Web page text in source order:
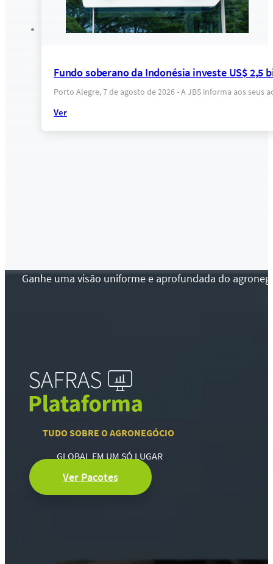
Fundo soberano da Indonésia investe US$ 2,5
Porto Alegre, 7 de agosto de 2026 - A JBS informa aos
Ver
Ganhe uma visão uniforme e aprofundada do
TUDO SOBRE O AGRONEGÓCIO
GLOBAL EM UM SÓ LUGAR
Ver Pacotes